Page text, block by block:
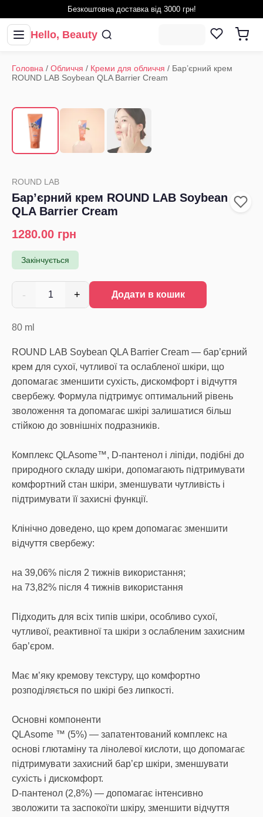
Безкоштовна доставка від 3000 грн!
Hello, Beauty
Головна / Обличчя / Креми для обличчя / Бар’єрний крем
ROUND LAB Soybean QLA Barrier Cream
ROUND LAB
Бар’єрний крем ROUND LAB Soybean
QLA Barrier Cream
1280.00 грн
Закінчується
- 1 + Додати в кошик
80 ml
ROUND LAB Soybean QLA Barrier Cream — бар’єрний
крем для сухої, чутливої та ослабленої шкіри, що
допомагає зменшити сухість, дискомфорт і відчуття
свербежу. Формула підтримує оптимальний рівень
зволоження та допомагає шкірі залишатися більш
стійкою до зовнішніх подразників.
Комплекс QLAsome™, D-пантенол і ліпіди, подібні до
природного складу шкіри, допомагають підтримувати
комфортний стан шкіри, зменшувати чутливість і
підтримувати її захисні функції.
Клінічно доведено, що крем допомагає зменшити
відчуття свербежу:
на 39,06% після 2 тижнів використання;
на 73,82% після 4 тижнів використання
Підходить для всіх типів шкіри, особливо сухої,
чутливої, реактивної та шкіри з ослабленим захисним
бар’єром.
Має м’яку кремову текстуру, що комфортно
розподіляється по шкірі без липкості.
Основні компоненти
QLAsome ™ (5%) — запатентований комплекс на
основі глютаміну та лінолевої кислоти, що допомагає
підтримувати захисний бар’єр шкіри, зменшувати
сухість і дискомфорт.
D-пантенол (2,8%) — допомагає інтенсивно
зволожити та заспокоїти шкіру, зменшити відчуття